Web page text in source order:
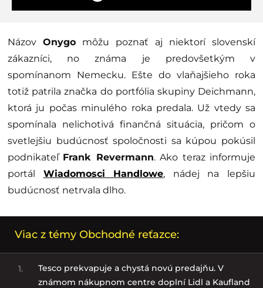
Názov Onygo môžu poznať aj niektorí slovenskí
zákazníci, no známa je predovšetkým v
spomínanom Nemecku. Ešte do vlaňajšieho roka
totiž patrila značka do portfólia skupiny Deichmann,
ktorá ju počas minulého roka predala. Už vtedy sa
spomínala nelichotivá finančná situácia, pričom o
svetlejšiu budúcnosť spoločnosti sa kúpou pokúsil
podnikateľ Frank Revermann. Ako teraz informuje
portál Wiadomosci Handlowe, nádej na lepšiu
budúcnosť netrvala dlho.
Viac z témy Obchodné reťazce:
1.
Tesco prekvapuje a chystá novú predajňu. V
známom nákupnom centre doplní Lidl a Kaufland